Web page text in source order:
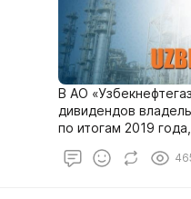
В АО
дивидендов
по итогам 2019